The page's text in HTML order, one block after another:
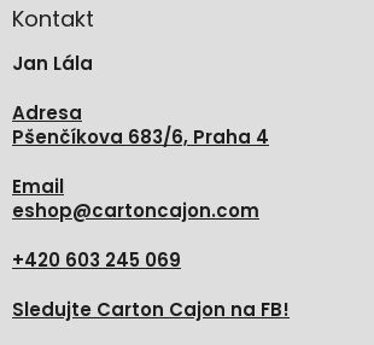
aKontakt
Jan Lála
Adresa
Pšenčíkova 683/6, Praha 4
Email
eshop@cartoncajon.com
+420 603 245 069
Sledujte Carton Cajon na FB!